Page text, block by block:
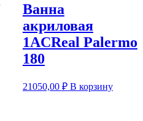
Ванна
акриловая
1ACReal Palermo
180
21050,00 ₽ В корзину